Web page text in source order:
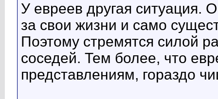
У евреев другая ситуация.
за свои жизни и само
Поэтому стремятся силой
соседей. Тем более, что
представлениям, гораздо